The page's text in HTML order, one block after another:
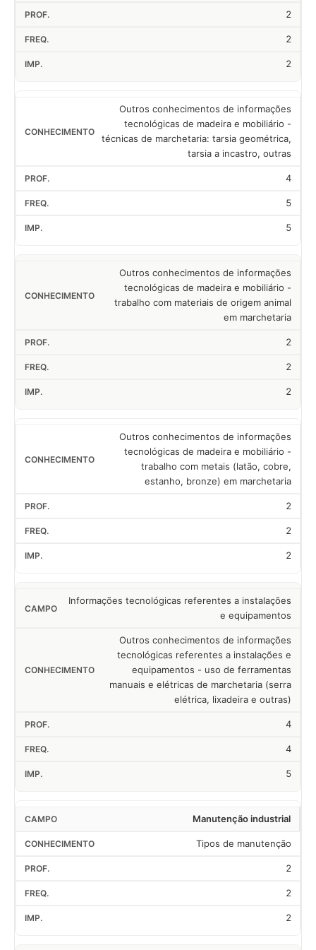
2
2
2
Outros conhecimentos de informações
tecnológicas de madeira e mobiliário -
técnicas de marchetaria: tarsia geométrica,
tarsia a incastro, outras
4
5
5
Outros conhecimentos de informações
tecnológicas de madeira e mobiliário -
trabalho com materiais de origem animal
em marchetaria
2
2
2
Outros conhecimentos de informações
tecnológicas de madeira e mobiliário -
trabalho com metais (latão, cobre,
estanho, bronze) em marchetaria
2
2
2
Informações tecnológicas referentes a instalações
e equipamentos
Outros conhecimentos de informações
tecnológicas referentes a instalações e
equipamentos - uso de ferramentas
manuais e elétricas de marchetaria (serra
elétrica, lixadeira e outras)
4
4
5
Manutenção industrial
Tipos de manutenção
2
2
2